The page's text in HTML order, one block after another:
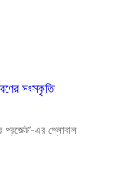
সংস্কৃতি
প্রজেক্ট’-এর গ্লোবাল